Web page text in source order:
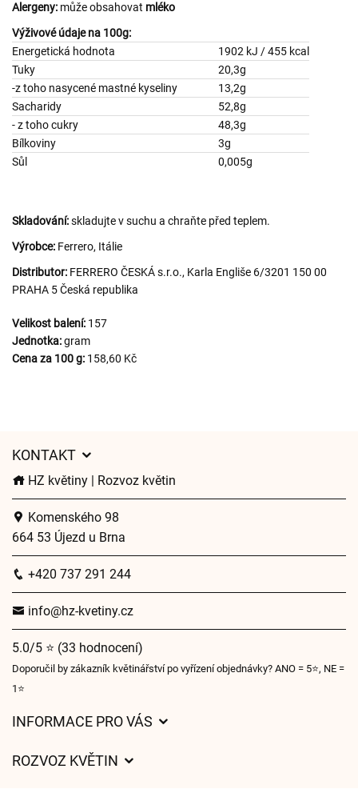
Alergeny: může obsahovat mléko
Výživové údaje na 100g:
Energetická hodnota
1902 kJ / 455 kcal
Tuky
20,3g
-z toho nasycené mastné kyseliny 13,2g
Sacharidy
52,8g
- z toho cukry
48,3g
Bílkoviny
3g
Sůl
0,005g
Skladování:skladujte v suchu a chraňte před teplem.
Výrobce: Ferrero, Itálie
Distributor: FERRERO ČESKÁ s.r.o., Karla Engliše 6/3201 150 00
PRAHA 5 Česká republika
Velikost balení: 157
Jednotka:gram
Cena za 100 g: 158,60 Kč
KONTAKT
HZ květiny | Rozvoz květin
Komenského 98
664 53 Újezd u Brna
+420 737 291 244
info@hz-kvetiny.cz
5.0/5 ⭐ (33 hodnocení)
Doporučil by zákazník květinářství po vyřízení objednávky? ANO = 5⭐, NE =
1⭐
INFORMACE PRO VÁS
ROZVOZ KVĚTIN